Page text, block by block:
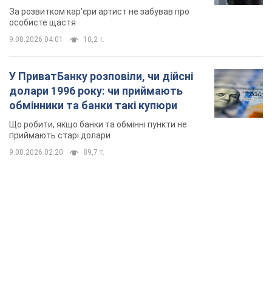
мають
За розвитком кар'єри артист не забував про
особисте щастя
9.08.2026 04:01 10,2 т.
У ПриватБанку розповіли, чи дійсні
долари 1996 року: чи приймають
обмінники та банки такі купюри
Що робити, якщо банки та обмінні пункти не
приймають старі долари
9.08.2026 02:20 89,7 т.